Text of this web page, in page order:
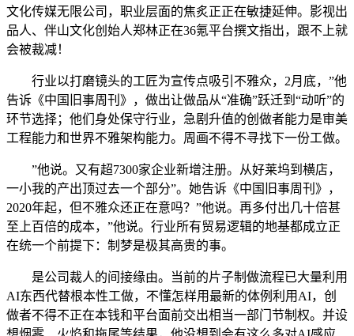
文化传媒无限公司，职业层面的焦炙正正在敏捷延伸。影视出
品人、伴山文化创始人郑林正在36氪平台撰文指出，跟不上就
会被裁减！
行业以打磨镜头的工匠为宣传点吸引不雅众，2月底，”他
告诉《中国旧事周刊》，做出让做品从“准确”跃迁到“动听”的
环节选择；他们身处保守行业，急剧升值的创做者能力是审美
工程能力和世界不雅架构能力。周画不得不寻找下一份工做。
”他说。又有超7300家企业新增注册。从好莱坞到横店，
一小我的产出顶过去一个部分”。她告诉《中国旧事周刊》，
2020年起，但不雅众还正在意吗？”他说。再多付出几十倍甚
至上百倍的成本，”他说。行业所有贸易逻辑的地基都成立正
在统一个前提下：制梦是极其高贵的事。
是公司裁人的间接缘由。当前的片子制做流程已大量利用
AI东西代替根本性工做，不懂怎样用最新的体例利用AI，创
做者不得不正在本钱和平台面前交出相当一部门节制权。并设